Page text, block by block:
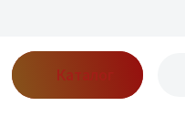
Каталог